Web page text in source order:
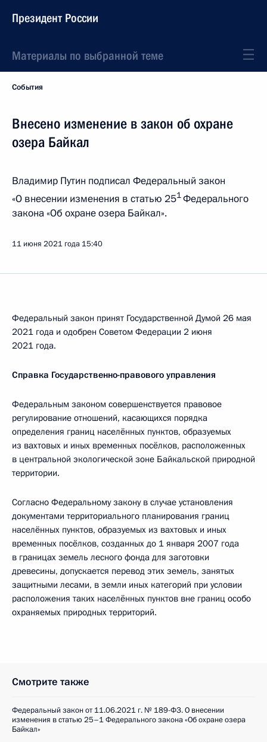
Президент России
Материалы по выбранной теме
События
Внесено изменение в закон об охране
озера Байкал
Владимир Путин подписал Федеральный закон
«О внесении изменения в статью 251Федерального
закона «Об охране озера Байкал».
11 июня 2021 года 15:40
Федеральный закон принят Государственной Думой 26 мая
2021 года и одобрен Советом Федерации 2 июня
2021 года.
Справка Государственно-правового управления
Федеральным законом совершенствуется правовое
регулирование отношений, касающихся порядка
определения границ населённых пунктов, образуемых
из вахтовых и иных временных посёлков, расположенных
в центральной экологической зоне Байкальской природной
территории.
Согласно Федеральному закону в случае установления
документами территориального планирования границ
населённых пунктов, образуемых из вахтовых и иных
временных посёлков, созданных до 1 января 2007 года
в границах земель лесного фонда для заготовки
древесины, допускается перевод этих земель, занятых
защитными лесами, в земли иных категорий при условии
расположения таких населённых пунктов вне границ особо
охраняемых природных территорий.
Смотрите также
Федеральный закон от 11.06.2021 г. № 189-ФЗ. О внесении
изменения в статью 25–1 Федерального закона «Об охране озера
Байкал»